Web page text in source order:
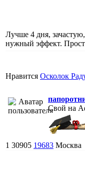
Лучше 4 дня,
нужный эффект.
Нравится Осколок
Свой на
1 30905 19683 Москва